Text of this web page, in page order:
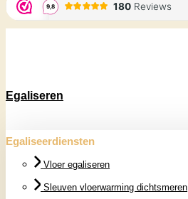
Egaliseren
Egaliseerdiensten
Vloer egaliseren
Sleuven vloerwarming dichtsmeren